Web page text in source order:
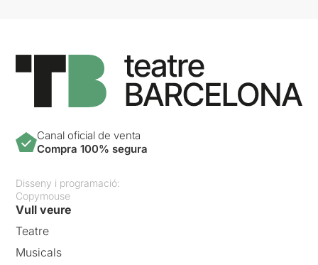
Canal oficial de venta
Compra 100% segura
Disseny i programació:
Copymouse
Vull veure
Teatre
Musicals